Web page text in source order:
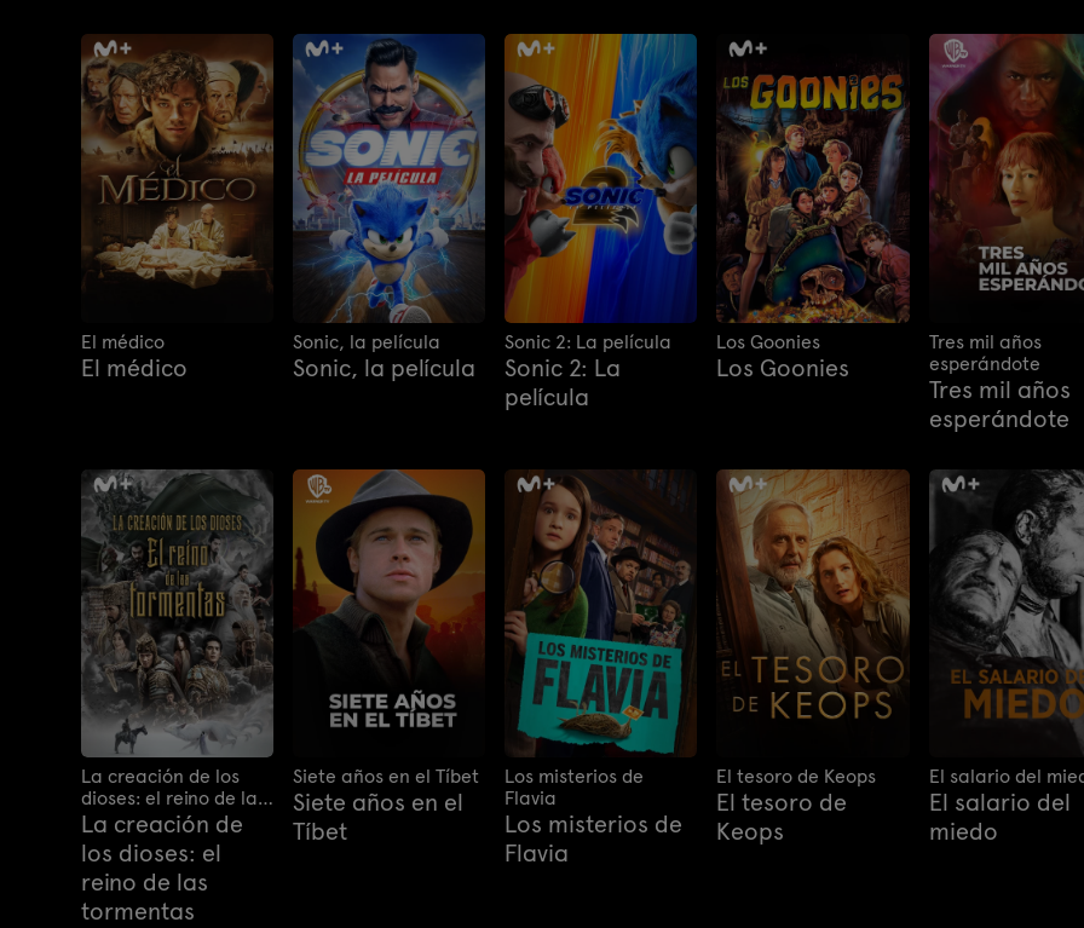
El médico
El médico
Sonic, la película
Sonic, la película
Sonic 2: La película
Sonic 2: La
película
Los Goonies
Los Goonies
Tres mil años
esperándote
Tres mil años
esperándote
La creación de los
dioses: el reino de las
tormentas
La creación de
los dioses: el
reino de las
tormentas
Siete años en el Tíbet
Siete años en el
Tíbet
Los misterios de
Flavia
Los misterios de
Flavia
El tesoro de Keops
El tesoro de
Keops
El salario del
El salario del
miedo